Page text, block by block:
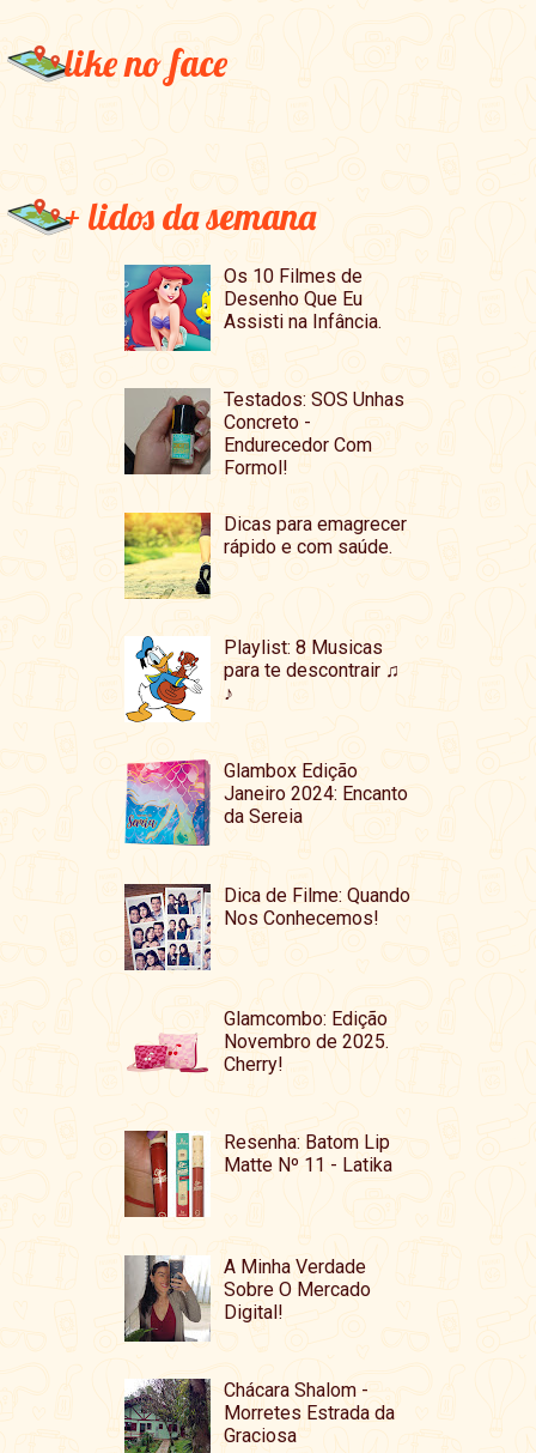
like no face
+ lidos da semana
Os 10 Filmes de
Desenho Que Eu
Assisti na Infância.
Testados: SOS Unhas
Concreto -
Endurecedor Com
Formol!
Dicas para emagrecer
rápido e com saúde.
Playlist: 8 Musicas
para te descontrair ♫
♪
Glambox Edição
Janeiro 2024: Encanto
da Sereia
Dica de Filme: Quando
Nos Conhecemos!
Glamcombo: Edição
Novembro de 2025.
Cherry!
Resenha: Batom Lip
Matte Nº 11 - Latika
A Minha Verdade
Sobre O Mercado
Digital!
Chácara Shalom -
Morretes Estrada da
Graciosa